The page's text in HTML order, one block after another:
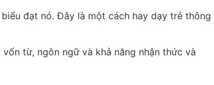
đạt nó. Đây là một cách hay dạy trẻ thông
từ, ngôn ngữ và khả năng nhận thức và